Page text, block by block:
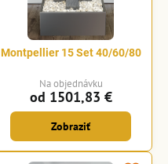
Montpellier 15 Set 40/60/80
Na objednávku
od 1501,83 €
Zobraziť